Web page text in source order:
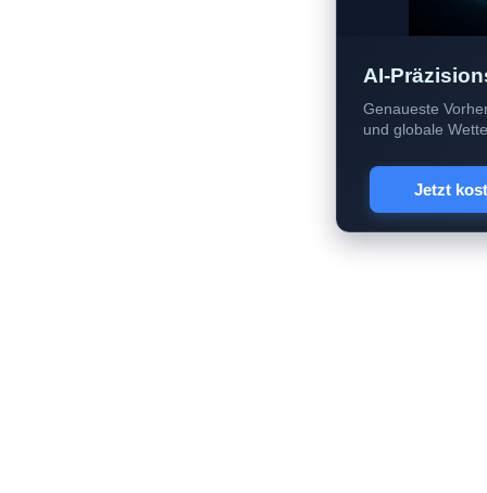
AI-
Genaueste
und globale
Jetzt